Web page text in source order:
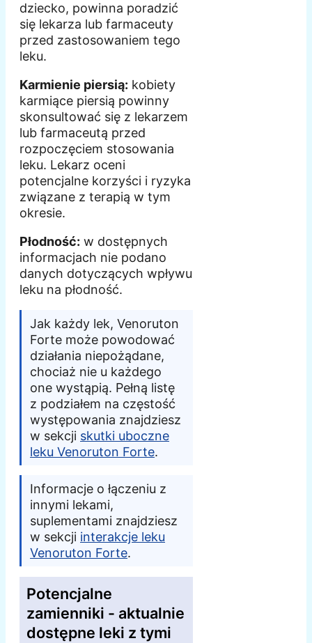
dziecko, powinna poradzić
się lekarza lub farmaceuty
przed zastosowaniem tego
leku.
Karmienie piersią: kobiety
karmiące piersią powinny
skonsultować się z lekarzem
lub farmaceutą przed
rozpoczęciem stosowania
leku. Lekarz oceni
potencjalne korzyści i ryzyka
związane z terapią w tym
okresie.
Płodność: w dostępnych
informacjach nie podano
danych dotyczących wpływu
leku na płodność.
Jak każdy lek, Venoruton
Forte może powodować
działania niepożądane,
chociaż nie u każdego
one wystąpią. Pełną listę
z podziałem na częstość
występowania znajdziesz
w sekcji skutki uboczne
leku Venoruton Forte.
Informacje o łączeniu z
innymi lekami,
suplementami znajdziesz
w sekcji interakcje leku
Venoruton Forte.
Potencjalne
zamienniki - aktualnie
dostępne leki z tymi